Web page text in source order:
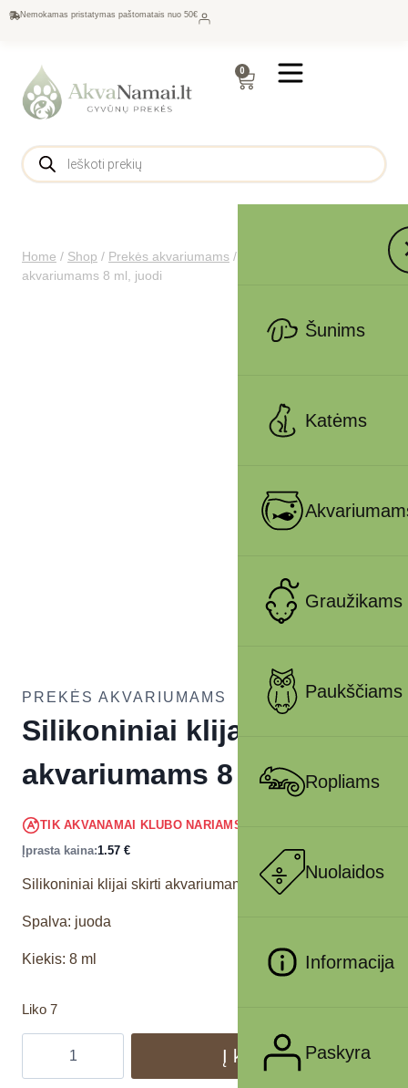
Nemokamas pristatymas paštomatais nuo 50€
0
Šunims
Katėms
Graužikams
Paukščiams
Ropliams
Nuolaidos
Informacija
Paskyra
Home / Shop / Prekės akvariumams /
akvariumams 8 ml, juodi
PREKĖS AKVARIUMAMS
Silikoniniai klijai
akvariumams 8 ml, juodi
TIK AKVANAMAI KLUBO NARIAMS
Įprasta kaina:1.57 €
Silikoniniai klijai skirti akvariumams
Spalva: juoda
Kiekis: 8 ml
Liko 7
Į krepšelį